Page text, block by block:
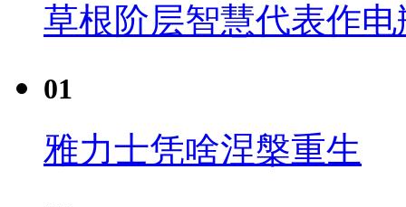
草根阶层智慧代表作电
01
雅力士凭啥涅槃重生